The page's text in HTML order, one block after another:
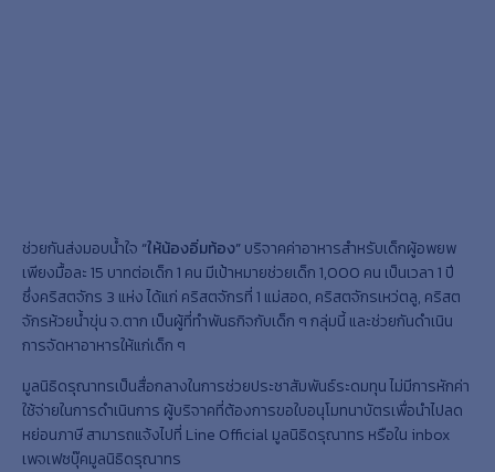
ช่วยกันส่งมอบน้ำใจ “ให้น้องอิ่มท้อง”บริจาคค่าอาหารสำหรับเด็กผู้อพยพ
เพียงมื้อละ 15 บาทต่อเด็ก 1 คน มีเป้าหมายช่วยเด็ก 1,000 คน เป็นเวลา 1 ปี
ซึ่งคริสตจักร 3 แห่ง ได้แก่ คริสตจักรที่ 1 แม่สอด, คริสตจักรเหว่ตลู, คริสต
จักรห้วยน้ำขุ่น จ.ตาก เป็นผู้ที่ทำพันธกิจกับเด็ก ๆ กลุ่มนี้ และช่วยกันดำเนิน
การจัดหาอาหารให้แก่เด็ก ๆ
มูลนิธิดรุณาทรเป็นสื่อกลางในการช่วยประชาสัมพันธ์ระดมทุน ไม่มีการหักค่า
ใช้จ่ายในการดำเนินการ ผู้บริจาคที่ต้องการขอใบอนุโมทนาบัตรเพื่อนำไปลด
หย่อนภาษี สามารถแจ้งไปที่ Line Official มูลนิธิดรุณาทร หรือใน inbox
เพจเฟซบุ๊คมูลนิธิดรุณาทร